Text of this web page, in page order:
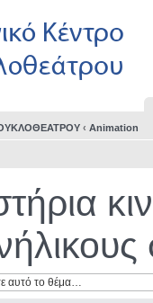
‹ Animation